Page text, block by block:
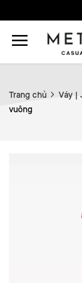
Trang chủ Váy |
vuông